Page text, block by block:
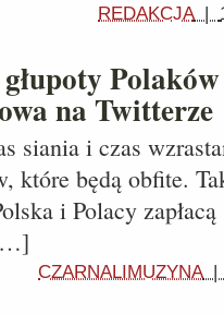
REDAKCJA|
na Twitterze
siania i czas
które będą obfite.
i Polacy zapłacą
CZARNALIMUZYNA